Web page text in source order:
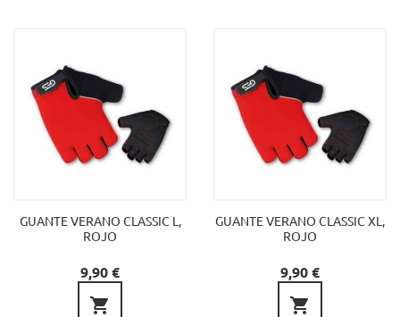
GUANTE VERANO CLASSIC L,
ROJO
Precio
9,90 €

GUANTE VERANO CLASSIC XL,
ROJO
Precio
9,90 €
